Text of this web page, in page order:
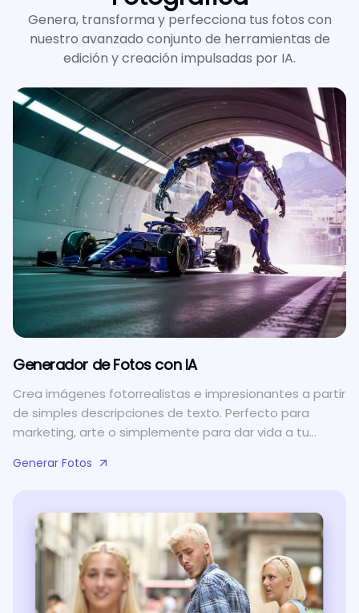
Genera, transforma y perfecciona tus fotos con
nuestro avanzado conjunto de herramientas de
edición y creación impulsadas por IA.
Generador de Fotos con IA
Crea imágenes fotorrealistas e impresionantes a partir
de simples descripciones de texto. Perfecto para
marketing, arte o simplemente para dar vida a tu
Generar Fotos